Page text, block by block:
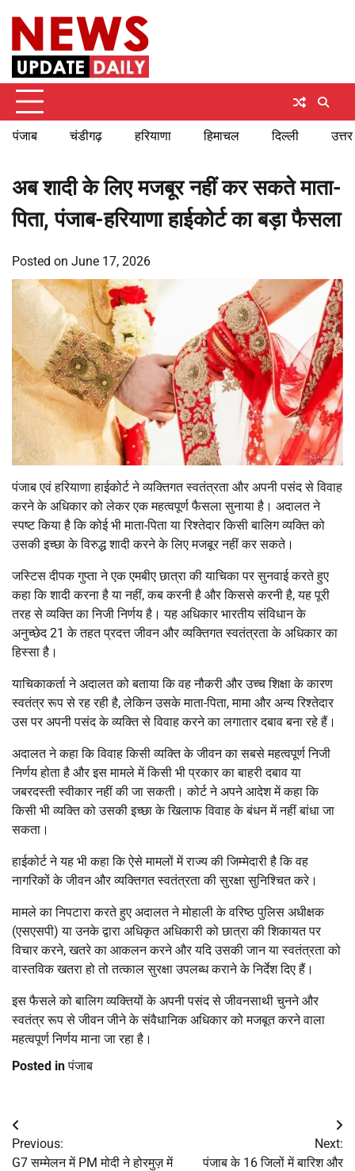
content
पंजाब चंडीगढ़ हरियाणा हिमाचल दिल्ली
अब शादी के लिए मजबूर नहीं कर सकते माता-
पिता, पंजाब-हरियाणा हाईकोर्ट का बड़ा फैसला
Posted on June 17, 2026
पंजाब एवं हरियाणा हाईकोर्ट ने व्यक्तिगत स्वतंत्रता और अपनी पसंद से विवाह
करने के अधिकार को लेकर एक महत्वपूर्ण फैसला सुनाया है। अदालत ने
स्पष्ट किया है कि कोई भी माता-पिता या रिश्तेदार किसी बालिग व्यक्ति को
उसकी इच्छा के विरुद्ध शादी करने के लिए मजबूर नहीं कर सकते।
जस्टिस दीपक गुप्ता ने एक एमबीए छात्रा की याचिका पर सुनवाई करते हुए
कहा कि शादी करना है या नहीं, कब करनी है और किससे करनी है, यह पूरी
तरह से व्यक्ति का निजी निर्णय है। यह अधिकार भारतीय संविधान के
अनुच्छेद 21 के तहत प्रदत्त जीवन और व्यक्तिगत स्वतंत्रता के अधिकार का
हिस्सा है।
याचिकाकर्ता ने अदालत को बताया कि वह नौकरी और उच्च शिक्षा के कारण
स्वतंत्र रूप से रह रही है, लेकिन उसके माता-पिता, मामा और अन्य रिश्तेदार
उस पर अपनी पसंद के व्यक्ति से विवाह करने का लगातार दबाव बना रहे हैं।
अदालत ने कहा कि विवाह किसी व्यक्ति के जीवन का सबसे महत्वपूर्ण निजी
निर्णय होता है और इस मामले में किसी भी प्रकार का बाहरी दबाव या
जबरदस्ती स्वीकार नहीं की जा सकती। कोर्ट ने अपने आदेश में कहा कि
किसी भी व्यक्ति को उसकी इच्छा के खिलाफ विवाह के बंधन में नहीं बांधा जा
सकता।
हाईकोर्ट ने यह भी कहा कि ऐसे मामलों में राज्य की जिम्मेदारी है कि वह
नागरिकों के जीवन और व्यक्तिगत स्वतंत्रता की सुरक्षा सुनिश्चित करे।
मामले का निपटारा करते हुए अदालत ने मोहाली के वरिष्ठ पुलिस अधीक्षक
(एसएसपी) या उनके द्वारा अधिकृत अधिकारी को छात्रा की शिकायत पर
विचार करने, खतरे का आकलन करने और यदि उसकी जान या स्वतंत्रता को
वास्तविक खतरा हो तो तत्काल सुरक्षा उपलब्ध कराने के निर्देश दिए हैं।
इस फैसले को बालिग व्यक्तियों के अपनी पसंद से जीवनसाथी चुनने और
स्वतंत्र रूप से जीवन जीने के संवैधानिक अधिकार को मजबूत करने वाला
महत्वपूर्ण निर्णय माना जा रहा है।
Posted inपंजाब
Post
navigation
Previous:
G7 सम्मेलन में PM मोदी ने होरमुज़ में
Next:
पंजाब के 16 जिलों में बारिश और